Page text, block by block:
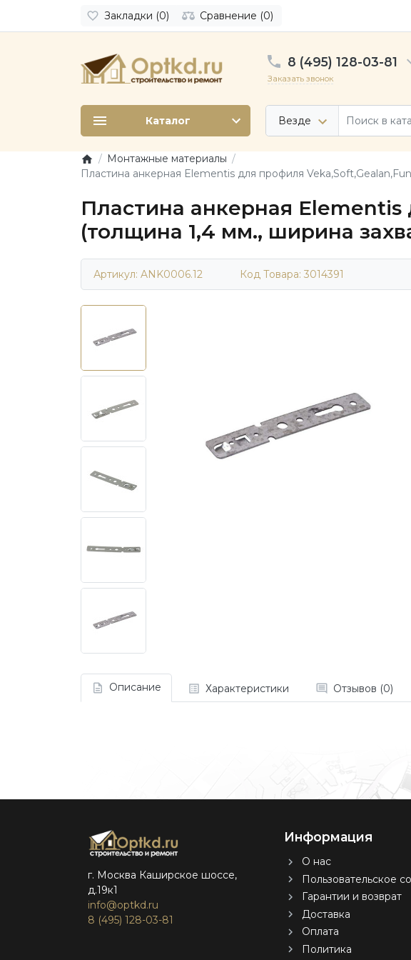
Закладки (0) Сравнение (0)
8 (495) 128-03-81
Заказать звонок
Везде
Каталог
Монтажные материалы
Пластина анкерная Elementis для профиля
Пластина анкерная
(толщина 1,4 мм., ширина
Артикул: ANK0006.12 Код Товара: 3014391
Описание Характеристики Отзывов (0)
г. Москва Каширское шоссе,
д.19к1
info@optkd.ru
8 (495) 128-03-81
Информация
О нас
Пользовательское
Гарантии и возврат
Доставка
Оплата
Политика